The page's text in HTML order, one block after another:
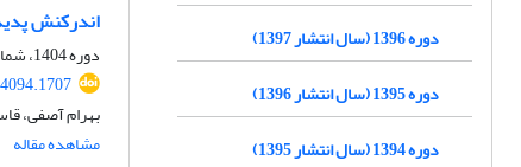
اندرکنش
دوره 1404، شماره 63، پاییز 1404، صفحه
بهرام آصفی،
مشاهده مقاله
دوره 1396 (سال انتشار 1397)
دوره 1395 (سال انتشار 1396)
دوره 1394 (سال انتشار 1395)